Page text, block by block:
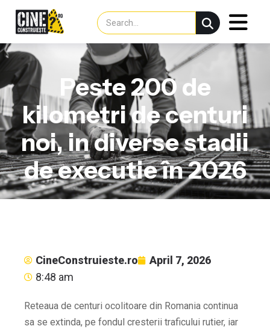
Peste 200 de
kilometri de centuri
noi, in diverse stadii
de executie în 2026
CineConstruieste.ro
April 7, 2026
8:48 am
Reteaua de centuri ocolitoare din Romania continua
sa se extinda, pe fondul cresterii traficului rutier, iar